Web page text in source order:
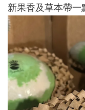
新果香及草本帶一